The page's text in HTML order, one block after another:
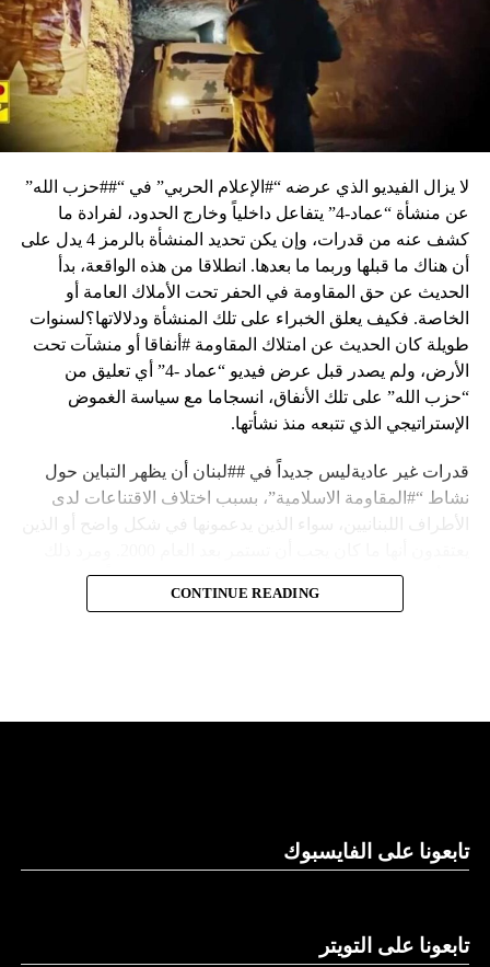
لا يزال الفيديو الذي عرضه “#الإعلام الحربي” في “##حزب الله”
عن منشأة “عماد-4” يتفاعل داخلياً وخارج الحدود، لفرادة ما
كشف عنه من قدرات، وإن يكن تحديد المنشأة بالرمز 4 يدل على
أن هناك ما قبلها وربما ما بعدها. انطلاقا من هذه الواقعة، بدأ
الحديث عن حق المقاومة في الحفر تحت الأملاك العامة أو
الخاصة. فكيف يعلق الخبراء على تلك المنشأة ودلالاتها؟لسنوات
طويلة كان الحديث عن امتلاك المقاومة #أنفاقا أو منشآت تحت
الأرض، ولم يصدر قبل عرض فيديو “عماد -4” أي تعليق من
“حزب الله” على تلك الأنفاق، انسجاما مع سياسة الغموض
الإستراتيجي الذي تتبعه منذ نشأتها.
قدرات غير عاديةليس جديداً في ##لبنان أن يظهر التباين حول
نشاط “#المقاومة الاسلامية”، بسبب اختلاف الاقتناعات لدى
الأطراف اللبنانيين، سواء الذين يدعمونها في شكل واضح أو الذين
إلى أن المقاومة ضد الاحتلال الإسرائيلي لم تكن يوماً محط
إجماع داخلي، وإن كانت القوى اللبنانية المؤمنة بالصراع ضد
النهار
CONTINUE READING
تابعونا على الفايسبوك
تابعونا على التويتر